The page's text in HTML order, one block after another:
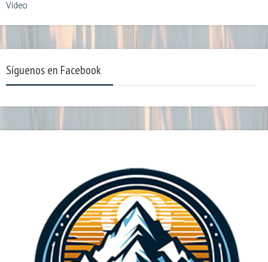
Vídeo
Síguenos en Facebook